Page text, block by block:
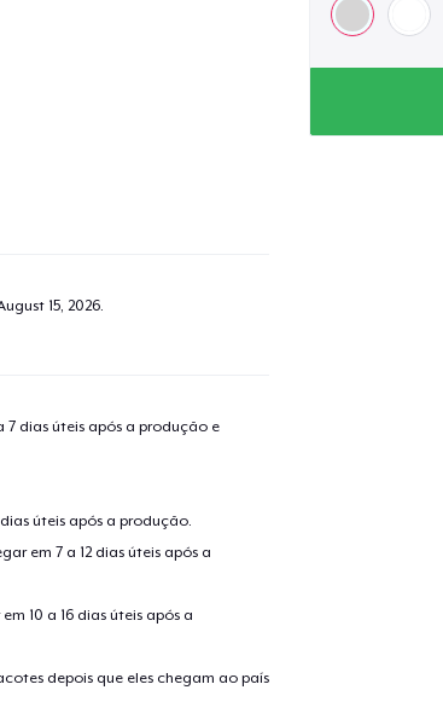
15, 2026.
7 dias úteis após a produção e
úteis após a produção.
em 7 a 12 dias úteis após a
10 a 16 dias úteis após a
depois que eles chegam ao país
ao Carrinho
Neck T-Shirt